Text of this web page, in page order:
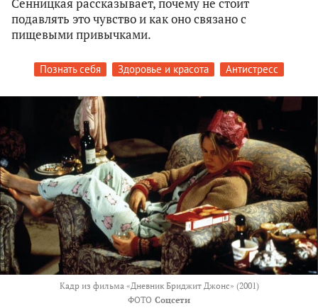
Сенницкая рассказывает, почему не стоит
подавлять это чувство и как оно связано с
пищевыми привычками.
Познать себя Здоровье и красота Антистресс
Кадр из фильма «Дневник Бриджит Джонс» (2001)
ФОТО Соцсети